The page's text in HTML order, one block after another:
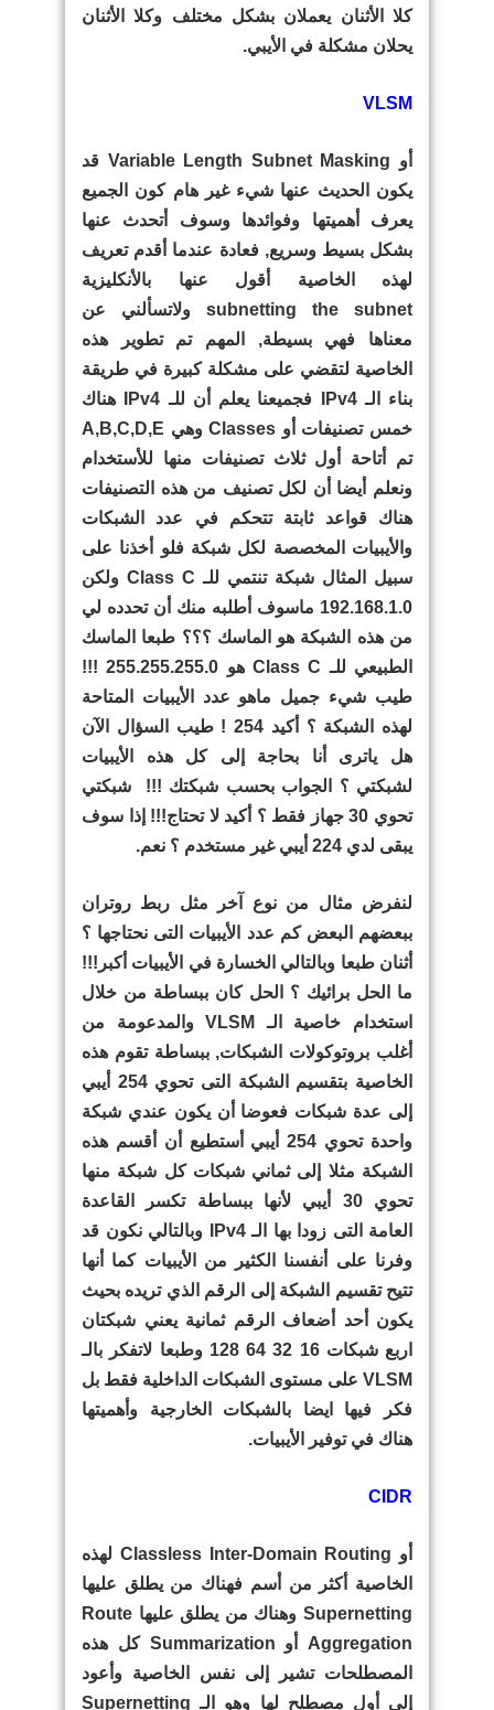
كلا الأثنان يعملان بشكل مختلف وكلا الأثنان
يحلان مشكلة في الأيبي.
VLSM
أو Variable Length Subnet Masking قد
يكون الحديث عنها شيء غير هام كون الجميع
يعرف أهميتها وفوائدها وسوف أتحدث عنها
بشكل بسيط وسريع, فعادة عندما أقدم تعريف
لهذه الخاصية أقول عنها بالأنكليزية
subnetting the subnet ولاتسألني عن
معناها فهي بسيطة, المهم تم تطوير هذه
الخاصية لتقضي على مشكلة كبيرة في طريقة
بناء الـ IPv4 فجميعنا يعلم أن للـ IPv4 هناك
خمس تصنيفات أو Classes وهي A,B,C,D,E
تم أتاحة أول ثلاث تصنيفات منها للأستخدام
ونعلم أيضا أن لكل تصنيف من هذه التصنيفات
هناك قواعد ثابتة تتحكم في عدد الشبكات
والأيبيات المخصصة لكل شبكة فلو أخذنا على
سبيل المثال شبكة تنتمي للـ Class C ولكن
192.168.1.0 ماسوف أطلبه منك أن تحدده لي
من هذه الشبكة هو الماسك ؟؟؟ طبعا الماسك
الطبيعي للـ Class C هو 255.255.255.0 !!!
طيب شيء جميل ماهو عدد الأيبيات المتاحة
لهذه الشبكة ؟ أكيد 254 ! طيب السؤال الآن
هل ياترى أنا بحاجة إلى كل هذه الأيبيات
لشبكتي ؟ الجواب بحسب شبكتك !!! شبكتي
تحوي 30 جهاز فقط ؟ أكيد لا تحتاج!!! إذا سوف
يبقى لدي 224 أيبي غير مستخدم ؟ نعم.
لنفرض مثال من نوع آخر مثل ربط روتران
ببعضهم البعض كم عدد الأيبيات التى نحتاجها ؟
أثنان طبعا وبالتالي الخسارة في الأيبيات أكبر!!!
ما الحل برائيك ؟ الحل كان ببساطة من خلال
استخدام خاصية الـ VLSM والمدعومة من
أغلب بروتوكولات الشبكات, ببساطة تقوم هذه
الخاصية بتقسيم الشبكة التى تحوي 254 أيبي
إلى عدة شبكات فعوضا أن يكون عندي شبكة
واحدة تحوي 254 أيبي أستطيع أن أقسم هذه
الشبكة مثلا إلى ثماني شبكات كل شبكة منها
تحوي 30 أيبي لأنها ببساطة تكسر القاعدة
العامة التى زودا بها الـ IPv4 وبالتالي نكون قد
وفرنا على أنفسنا الكثير من الأيبيات كما أنها
تتيح تقسيم الشبكة إلى الرقم الذي تريده بحيث
يكون أحد أضعاف الرقم ثمانية يعني شبكتان
اربع شبكات 16 32 64 128 وطبعا لاتفكر بالـ
VLSM على مستوى الشبكات الداخلية فقط بل
فكر فيها ايضا بالشبكات الخارجية وأهميتها
هناك في توفير الأيبيات.
CIDR
أو Classless Inter-Domain Routing لهذه
الخاصية أكثر من أسم فهناك من يطلق عليها
Supernetting وهناك من يطلق عليها Route
Aggregation أو Summarization كل هذه
المصطلحات تشير إلى نفس الخاصية وأعود
إلى أول مصطلح لها وهو الـ Supernetting